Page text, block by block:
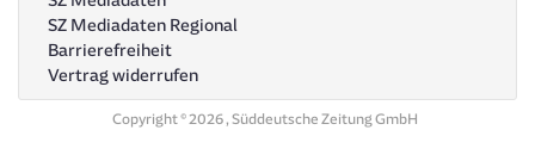
SZ Mediadaten Regional
Barrierefreiheit
Vertrag widerrufen
Copyright © 2026 , Süddeutsche Zeitung GmbH